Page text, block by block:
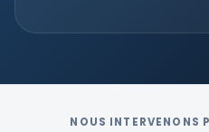
NOUS INTERVENONS